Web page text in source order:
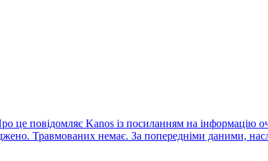
це повідомляє Kanos із посиланням на інформацію
Травмованих немає. За попередніми даними,